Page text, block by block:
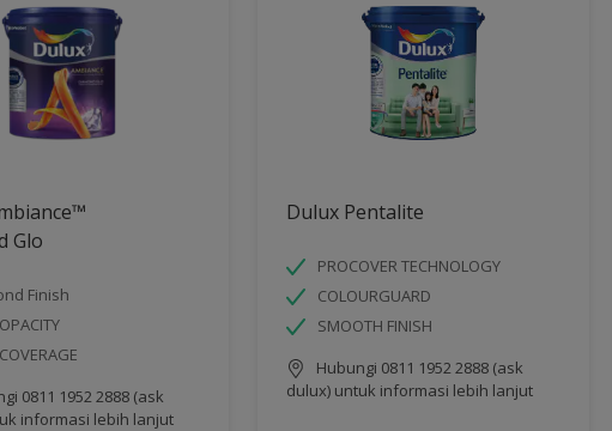
Glo
Finish
0811 1952 2888 (ask
informasi lebih lanjut
Dulux Pentalite
PROCOVER TECHNOLOGY
COLOURGUARD
SMOOTH FINISH
Hubungi 0811 1952 2888 (ask
dulux) untuk informasi lebih lanjut